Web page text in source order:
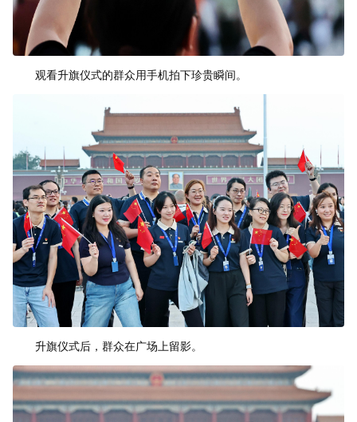
观看升旗仪式的群众用手机拍下珍贵瞬间。
升旗仪式后，群众在广场上留影。